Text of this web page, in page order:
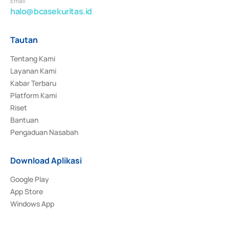
halo@bcasekuritas.id
Tautan
Tentang Kami
Layanan Kami
Kabar Terbaru
Platform Kami
Riset
Bantuan
Pengaduan Nasabah
Download Aplikasi
Google Play
App Store
Windows App